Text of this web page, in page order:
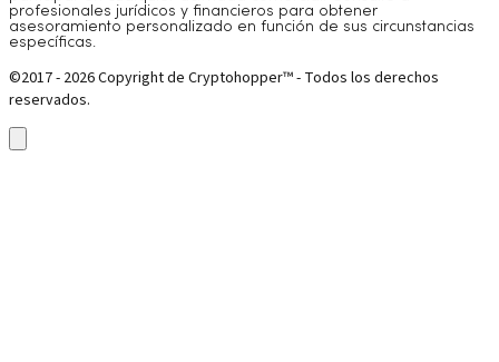
profesionales jurídicos y financieros para obtener
asesoramiento personalizado en función de sus circunstancias
específicas.
©2017 - 2026 Copyright de Cryptohopper™ - Todos los derechos
reservados.